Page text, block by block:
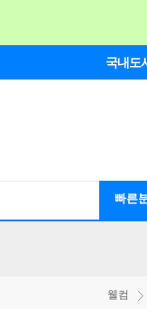
국내도
빠른
웰컴